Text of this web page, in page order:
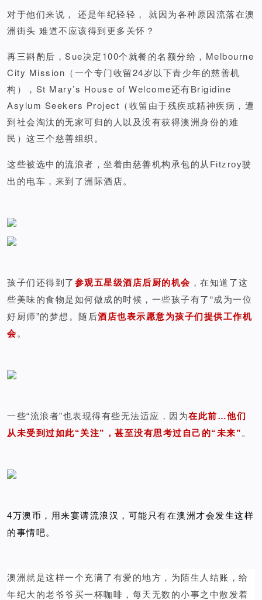
对于他们来说， 还是年纪轻轻， 就因为各种原因流落在澳
洲街头 难道不应该得到更多关怀？
再三斟酌后，Sue决定100个就餐的名额分给，Melbourne
City Mission（一个专门收留24岁以下青少年的慈善机
构），St Mary’s House of Welcome还有Brigidine
Asylum Seekers Project（收留由于残疾或精神疾病，遭
到社会淘汰的无家可归的人以及没有获得澳洲身份的难
民）这三个慈善组织。
这些被选中的流浪者，坐着由慈善机构承包的从Fitzroy驶
出的电车，来到了洲际酒店。
孩子们还得到了 参观五星级酒店后厨的机会 ，在知道了这
些美味的食物是如何做成的时候，一些孩子有了“成为一位
好厨师”的梦想。随后酒店也表示愿意为孩子们提供工作机
会。
一些“流浪者”也表现得有些无法适应，因为在此前…他们
从未受到过如此“关注”，甚至没有思考过自己的“未来” 。
4万澳币，用来宴请流浪汉，可能只有在澳洲才会发生这样
的事情吧。
澳洲就是这样一个充满了有爱的地方，为陌生人结账，给
年纪大的老爷爷买一杯咖啡，每天无数的小事之中散发着